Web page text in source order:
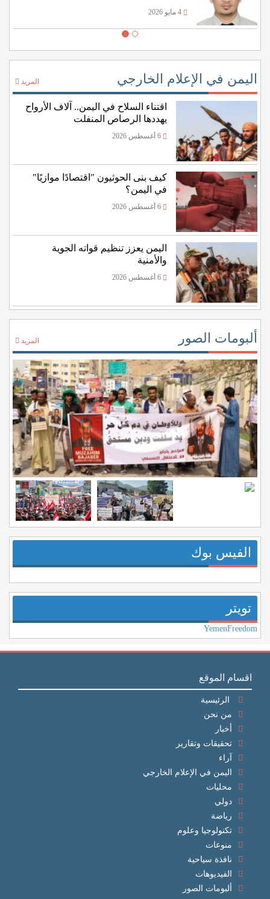
4 مايو 2026
اليمن في الإعلام الخارجي المزيد
اقتناء السلاح في اليمن.. آلاف الأرواح
يهددها الرصاص المنفلت
6 أغسطس 2026
كيف بنى الحوثيون "اقتصادًا موازيًا"
في اليمن؟
6 أغسطس 2026
اليمن يعزز تنظيم قواته الجوية
والأمنية
6 أغسطس 2026
ألبومات الصور المزيد
الفيس بوك
تويتر
YemenFreedom
اقسام الموقع
الرئيسية
من نحن
أخبار
تحقيقات وتقارير
آراء
اليمن في الإعلام الخارجي
محليات
دولي
رياضة
تكنولوجيا وعلوم
منوعات
نافذة سياحية
الفيديوهات
ألبومات الصور